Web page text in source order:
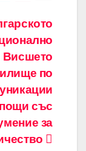
Висшето
по
със
за